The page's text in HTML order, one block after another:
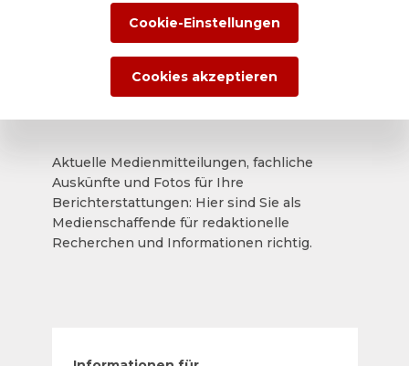
News und
Medienmitteilunge
Aktuelle Medienmitteilungen, fachliche
Auskünfte und Fotos für Ihre
Berichterstattungen: Hier sind Sie als
Medienschaffende für redaktionelle
Recherchen und Informationen richtig.
Cookie-Einstellungen
Cookies akzeptieren